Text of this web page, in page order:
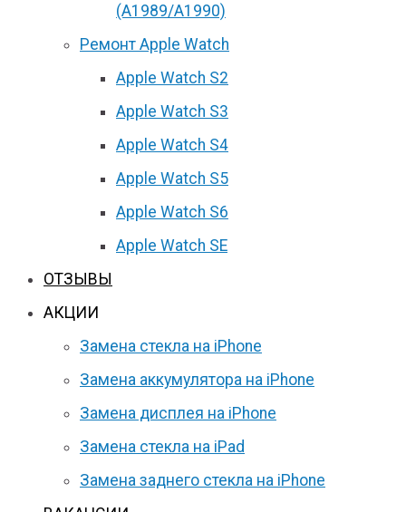
(А1989/A1990)
Ремонт Apple Watch
Apple Watch S2
Apple Watch S3
Apple Watch S4
Apple Watch S5
Apple Watch S6
Apple Watch SE
ОТЗЫВЫ
АКЦИИ
Замена стекла на iPhone
Замена аккумулятора на iPhone
Замена дисплея на iPhone
Замена стекла на iPad
Замена заднего стекла на iPhone